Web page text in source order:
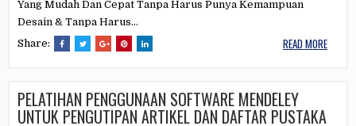
Yang Mudah Dan Cepat Tanpa Harus Punya Kemampuan
Desain & Tanpa Harus...
Share:
READ MORE
PELATIHAN PENGGUNAAN SOFTWARE MENDELEY
UNTUK PENGUTIPAN ARTIKEL DAN DAFTAR PUSTAKA